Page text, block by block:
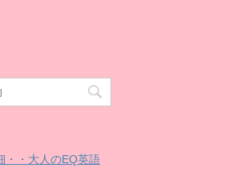
・・大人のEQ英語